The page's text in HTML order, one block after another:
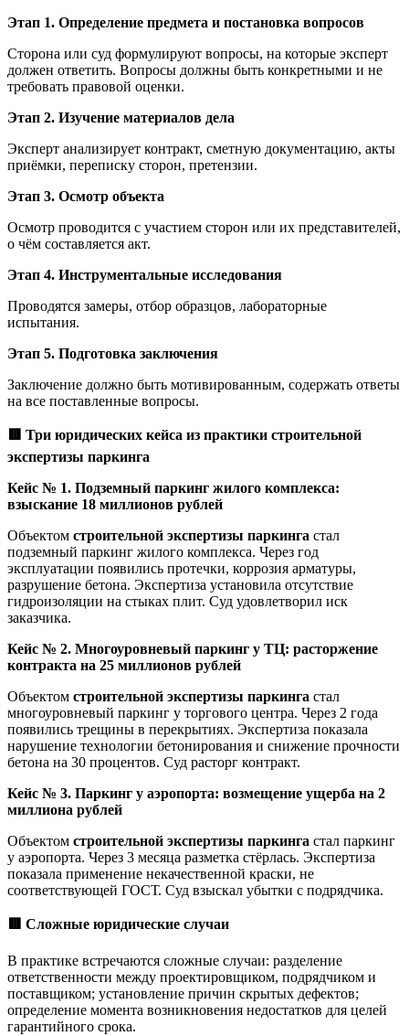
Этап 1. Определение предмета и постановка вопросов
Сторона или суд формулируют вопросы, на которые эксперт
должен ответить. Вопросы должны быть конкретными и не
требовать правовой оценки.
Этап 2. Изучение материалов дела
Эксперт анализирует контракт, сметную документацию, акты
приёмки, переписку сторон, претензии.
Этап 3. Осмотр объекта
Осмотр проводится с участием сторон или их представителей,
о чём составляется акт.
Этап 4. Инструментальные исследования
Проводятся замеры, отбор образцов, лабораторные
испытания.
Этап 5. Подготовка заключения
Заключение должно быть мотивированным, содержать ответы
на все поставленные вопросы.
Три юридических кейса из практики строительной
экспертизы паркинга
Кейс № 1. Подземный паркинг жилого комплекса:
взыскание 18 миллионов рублей
Объектом строительной экспертизы паркинга стал
подземный паркинг жилого комплекса. Через год
эксплуатации появились протечки, коррозия арматуры,
разрушение бетона. Экспертиза установила отсутствие
гидроизоляции на стыках плит. Суд удовлетворил иск
заказчика.
Кейс № 2. Многоуровневый паркинг у ТЦ: расторжение
контракта на 25 миллионов рублей
Объектом строительной экспертизы паркинга стал
многоуровневый паркинг у торгового центра. Через 2 года
появились трещины в перекрытиях. Экспертиза показала
нарушение технологии бетонирования и снижение прочности
бетона на 30 процентов. Суд расторг контракт.
Кейс № 3. Паркинг у аэропорта: возмещение ущерба на 2
миллиона рублей
Объектом строительной экспертизы паркинга стал паркинг
у аэропорта. Через 3 месяца разметка стёрлась. Экспертиза
показала применение некачественной краски, не
соответствующей ГОСТ. Суд взыскал убытки с подрядчика.
Сложные юридические случаи
В практике встречаются сложные случаи: разделение
ответственности между проектировщиком, подрядчиком и
поставщиком; установление причин скрытых дефектов;
определение момента возникновения недостатков для целей
гарантийного срока.